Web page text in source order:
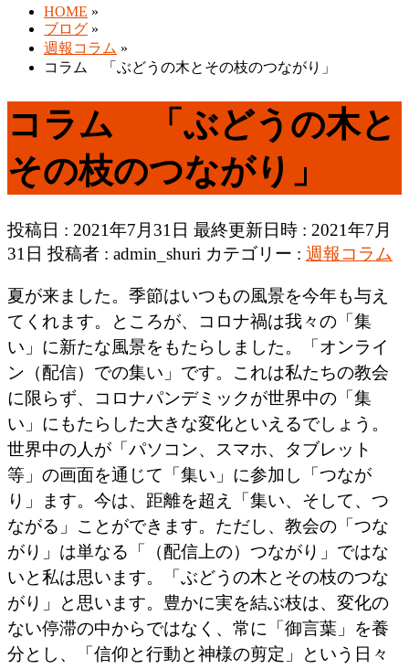
HOME »
ブログ »
週報コラム »
コラム 「ぶどうの木とその枝のつながり」
コラム 「ぶどうの木と
その枝のつながり」
投稿日 : 2021年7月31日 最終更新日時 : 2021年7月
31日 投稿者 : admin_shuri カテゴリー : 週報コラム
夏が来ました。季節はいつもの風景を今年も与え
てくれます。ところが、コロナ禍は我々の「集
い」に新たな風景をもたらしました。「オンライ
ン（配信）での集い」です。これは私たちの教会
に限らず、コロナパンデミックが世界中の「集
い」にもたらした大きな変化といえるでしょう。
世界中の人が「パソコン、スマホ、タブレット
等」の画面を通じて「集い」に参加し「つなが
り」ます。今は、距離を超え「集い、そして、つ
ながる」ことができます。ただし、教会の「つな
がり」は単なる「（配信上の）つながり」ではな
いと私は思います。「ぶどうの木とその枝のつな
がり」と思います。豊かに実を結ぶ枝は、変化の
ない停滞の中からではなく、常に「御言葉」を養
分とし、「信仰と行動と神様の剪定」という日々